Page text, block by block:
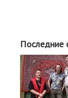
Последние